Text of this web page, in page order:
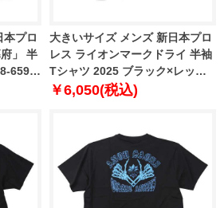
本プロ
」 半
6591-
大きいサイズ メンズ 新日本プロ
レス ライオンマークドライ 半袖
Tシャツ 2025 ブラック×レッド×
ゴールド ブラック 1278-6592-1
￥6,050(税込)